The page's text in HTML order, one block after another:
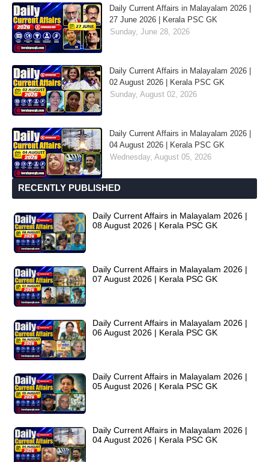
Daily Current Affairs in Malayalam 2026 |
27 June 2026 | Kerala PSC GK
Sunday, June 28, 2026
Daily Current Affairs in Malayalam 2026 |
02 August 2026 | Kerala PSC GK
Sunday, August 02, 2026
Daily Current Affairs in Malayalam 2026 |
04 August 2026 | Kerala PSC GK
Wednesday, August 05, 2026
RECENTLY PUBLISHED
Daily Current Affairs in Malayalam 2026 |
08 August 2026 | Kerala PSC GK
Daily Current Affairs in Malayalam 2026 |
07 August 2026 | Kerala PSC GK
Daily Current Affairs in Malayalam 2026 |
06 August 2026 | Kerala PSC GK
Daily Current Affairs in Malayalam 2026 |
05 August 2026 | Kerala PSC GK
Daily Current Affairs in Malayalam 2026 |
04 August 2026 | Kerala PSC GK